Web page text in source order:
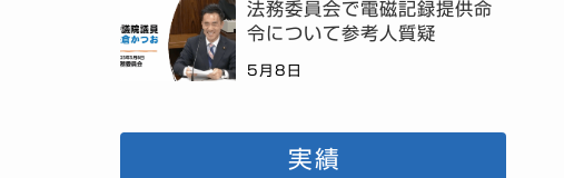
法務委員会で電磁記録提供命
令について参考人質疑
5月8日
実績